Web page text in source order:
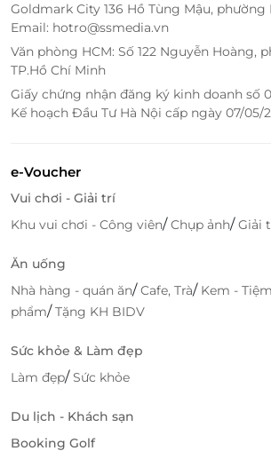
Nha khoa sở hữu cơ sở vật chất
được vô trùng, khử khuẩn với từng
Nha Khoa Trung Hiếu sở hữu hệ
hiện đại, hỗ trợ quá trình điều trị,
Goldmark City 136 Hồ Tùng Mậu, phường
Email: hotro@ssmedia.vn
Văn phòng HCM: Số 122 Nguyễn Hoàng,
TP.Hồ Chí Minh
Giấy chứng nhận đăng ký kinh doanh số
Kế hoạch Đầu Tư Hà Nội cấp ngày 07/05/
e-Voucher
Vui chơi - Giải trí
Khu vui chơi - Công viên/Chụp ảnh/Giải
Ăn uống
Nhà hàng - quán ăn/Cafe, Trà/ Kem -
phẩm/Tặng KH BIDV
Sức khỏe & Làm đẹp
Làm đẹp/Sức khỏe
Du lịch - Khách sạn
Booking Golf